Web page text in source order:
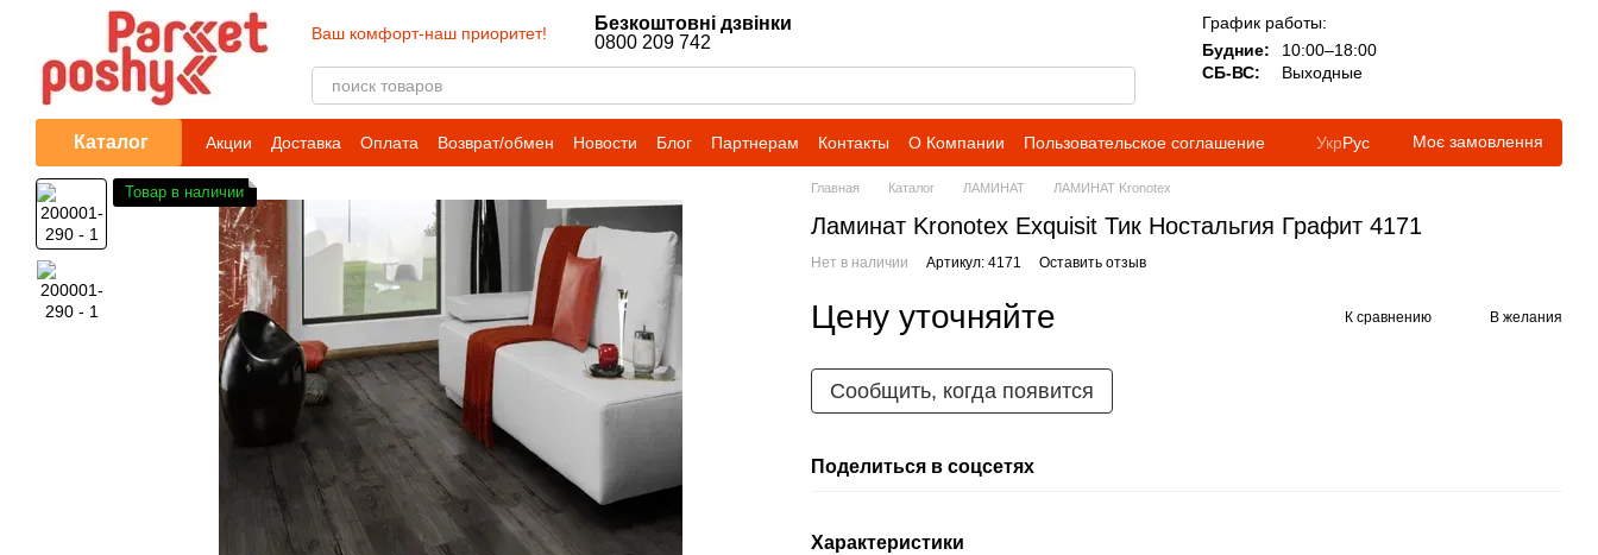
Перейти к основному контенту
Ваш комфорт-наш приоритет!
Безкоштовні дзвінки
0800 209 742
График работы:
Будние:
10:00–18:00
СБ-ВС:
Выходные
Каталог Акции Доставка Оплата Возврат/обмен Новости Блог Партнерам Контакты О Компании Пользовательское соглашение УкрРус Моє замовлення
Товар в наличии Главная Каталог ЛАМИНАТ ЛАМИНАТ Kronotex
Ламинат Kronotex Exquisit Тик Ностальгия Графит 4171
Нет в наличии Артикул: 4171 Оставить отзыв
Цену уточняйте К сравнению В желания
Сообщить, когда появится
Поделиться в соцсетях
Характеристики